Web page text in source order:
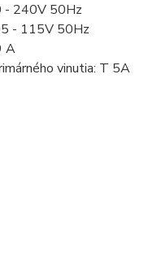
- 240V 50Hz
- 115V 50Hz
A
vinutia: T 5A